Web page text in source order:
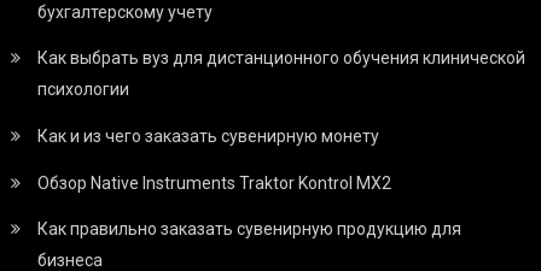
бухгалтерскому учету
Как выбрать вуз для дистанционного обучения клинической
психологии
Как и из чего заказать сувенирную монету
Обзор Native Instruments Traktor Kontrol MX2
Как правильно заказать сувенирную продукцию для
бизнеса